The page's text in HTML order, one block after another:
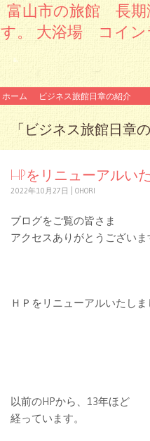
富山市の旅館 長期
す。 大浴場 コイン
コンテンツへスキップ
ホーム ビジネス旅館日章の紹介
「 ビジネス旅館日章
HPをリニューアルい
2022年10月27日 OHORI
ブログをご覧の皆さま
アクセスありがとうございま
ＨＰをリニューアルいたしま
以前のHPから、13年ほど
経っています。